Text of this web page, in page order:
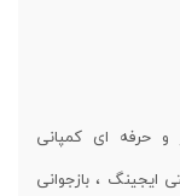
و حرفه ای کمپانی
، بازجوانی